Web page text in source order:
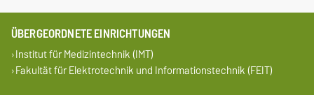
ÜBERGEORDNETE EINRICHTUNGEN
Institut für Medizintechnik (IMT)
Fakultät für Elektrotechnik und Informationstechnik (FEIT)